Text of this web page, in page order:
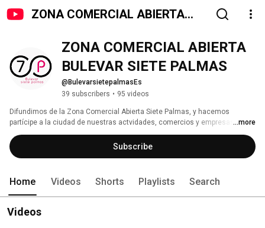
ZONA COMERCIAL ABIERTA
ZONA COMERCIAL ABIERTA
BULEVAR SIETE PALMAS
@BulevarsietepalmasEs
39 subscribers • 95 videos
Difundimos de la Zona Comercial Abierta Siete Palmas, y hacemos
partícipe a la ciudad de nuestras actvidades, comercios y empresas. ...more
Subscribe
Home Videos Shorts Playlists Search
Videos